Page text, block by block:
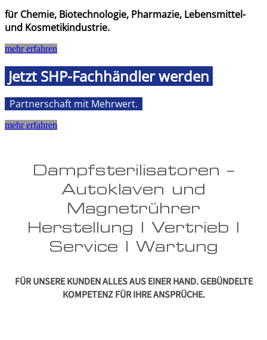
für Chemie, Biotechnologie, Pharmazie, Lebensmittel-
und Kosmetikindustrie.
mehr erfahren
Jetzt SHP-Fachhändler werden
Partnerschaft mit Mehrwert.
mehr erfahren
Dampfsterilisatoren –
Autoklaven und
Magnetrührer
Herstellung | Vertrieb |
Service | Wartung
FÜR UNSERE KUNDEN ALLES AUS EINER HAND. GEBÜNDELTE
KOMPETENZ FÜR IHRE ANSPRÜCHE.